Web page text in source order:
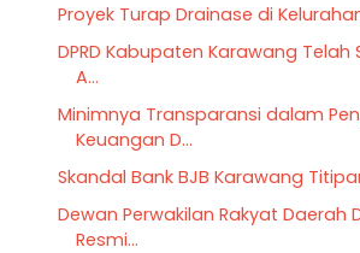
Proyek Turap Drainase di
DPRD Kabupaten Karawang Telah
A...
Minimnya Transparansi dalam
Keuangan D...
Skandal Bank BJB Karawang Titipan
Dewan Perwakilan Rakyat Daerah
Resmi...